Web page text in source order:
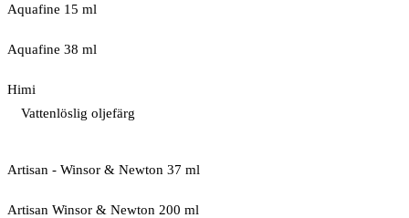
Aquafine 15 ml
Aquafine 38 ml
Himi
Vattenlöslig oljefärg
Artisan - Winsor & Newton 37 ml
Artisan Winsor & Newton 200 ml